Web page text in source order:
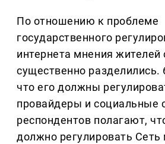
По отношению к проблеме
государственного
интернета мнения жителей
существенно разделились.
что его должны
провайдеры и социальные
респондентов полагают,
должно регулировать